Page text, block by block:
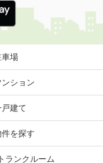
車場
ション
建て
を探す
ランクルーム